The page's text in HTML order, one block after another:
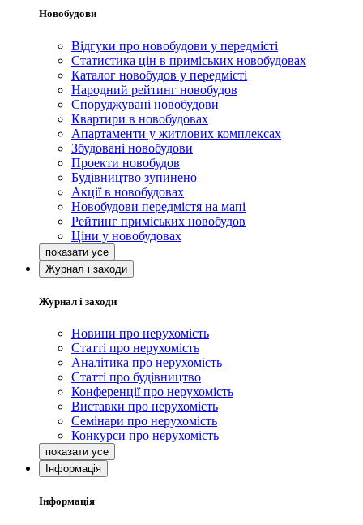
Новобудови
Відгуки про новобудови у передмісті
Статистика цін в приміських новобудовах
Каталог новобудов у передмісті
Народний рейтинг новобудов
Споруджувані новобудови
Квартири в новобудовах
Апартаменти у житлових комплексах
Збудовані новобудови
Проекти новобудов
Будівництво зупинено
Акції в новобудовах
Новобудови передмістя на мапі
Рейтинг приміських новобудов
Ціни у новобудовах
Журнал і заходи
Журнал і заходи
Новини про нерухомість
Статті про нерухомість
Аналітика про нерухомість
Статті про будівництво
Конференції про нерухомість
Виставки про нерухомість
Семінари про нерухомість
Конкурси про нерухомість
Інформація
Інформація